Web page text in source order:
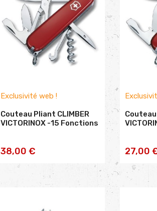
Exclusivité web !
Couteau Pliant CLIMBER
VICTORINOX -15 Fonctions
38,00 €AJOUTER AU
Couteau
27,00